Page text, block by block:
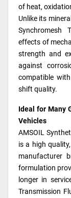
of heat,
Unlike its
Synchromesh
effects of
strength and
against
compatible
shift quality.
Ideal for Many
Vehicles
AMSOIL
is a high
manufacturer
formulation
longer in
Transmission